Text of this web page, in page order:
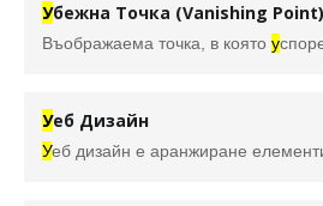
Убежна Точка (Vanishing Point)
Въображаема точка, в която успоредните в
Уеб Дизайн
Уеб дизайн е аранжиране елементите на един сайт – хипертекст (линкове),